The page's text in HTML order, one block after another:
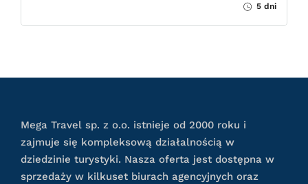
5 dni
Mega Travel sp. z o.o. istnieje od 2000 roku i
zajmuje się kompleksową działalnością w
dziedzinie turystyki. Nasza oferta jest dostępna w
sprzedaży w kilkuset biurach agencyjnych oraz